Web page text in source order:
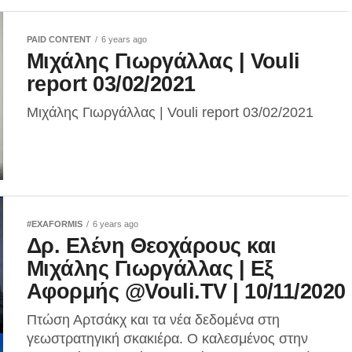
PAID CONTENT 6 years ago
Μιχάλης Γιωργάλλας | Vouli
report 03/02/2021
Μιχάλης Γιωργάλλας | Vouli report 03/02/2021
#EXAFORMIS 6 years ago
Δρ. Ελένη Θεοχάρους και
Μιχάλης Γιωργάλλας | Εξ
Αφορμής @Vouli.TV | 10/11/2020
Πτώση Αρτσάκχ και τα νέα δεδομένα στη
γεωστρατηγική σκακιέρα. Ο καλεσμένος στην